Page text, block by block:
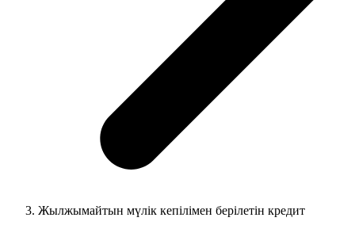
Жылжымайтын мүлік кепілімен берілетін кредит